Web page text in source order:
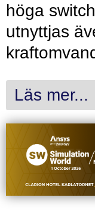
höga
utnyttjas
Läs mer...